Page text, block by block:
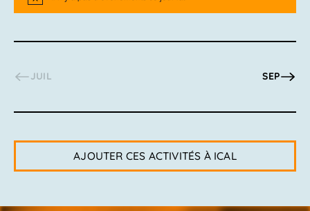
JUIL SEP
AJOUTER CES ACTIVITÉS À ICAL